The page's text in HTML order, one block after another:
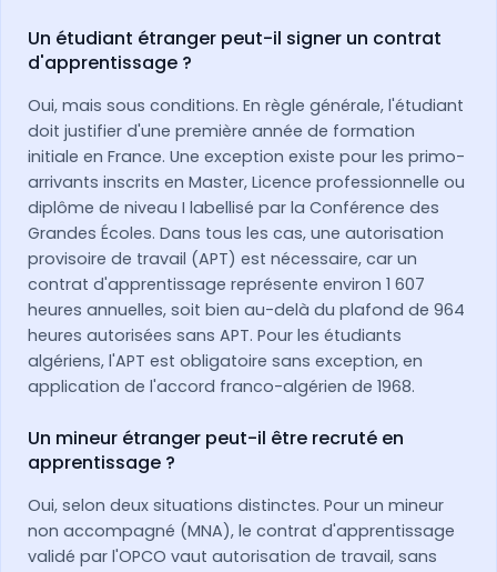
Un étudiant étranger peut-il signer un contrat
d'apprentissage ?
Oui, mais sous conditions. En règle générale, l'étudiant
doit justifier d'une première année de formation
initiale en France. Une exception existe pour les primo-
arrivants inscrits en Master, Licence professionnelle ou
diplôme de niveau I labellisé par la Conférence des
Grandes Écoles. Dans tous les cas, une autorisation
provisoire de travail (APT) est nécessaire, car un
contrat d'apprentissage représente environ 1 607
heures annuelles, soit bien au-delà du plafond de 964
heures autorisées sans APT. Pour les étudiants
algériens, l'APT est obligatoire sans exception, en
application de l'accord franco-algérien de 1968.
Un mineur étranger peut-il être recruté en
apprentissage ?
Oui, selon deux situations distinctes. Pour un mineur
non accompagné (MNA), le contrat d'apprentissage
validé par l'OPCO vaut autorisation de travail, sans